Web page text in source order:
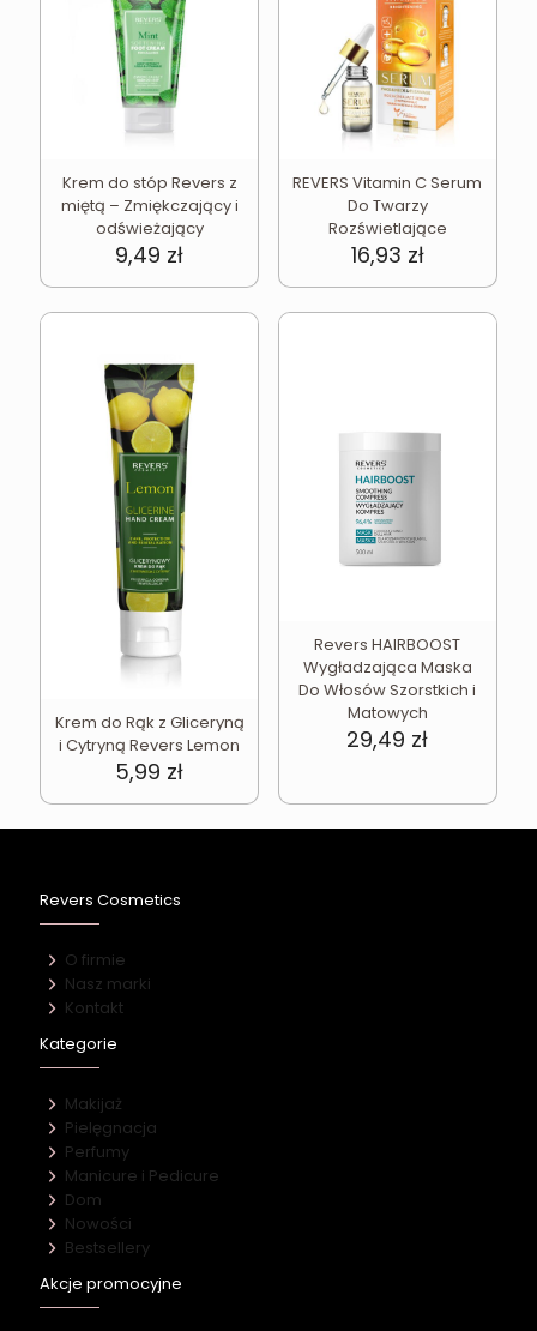
Krem do stóp Revers z
miętą – Zmiękczający i
odświeżający
9,49 zł
REVERS Vitamin C Serum
Do Twarzy
Rozświetlające
16,93 zł
Krem do Rąk z Gliceryną
i Cytryną Revers Lemon
5,99 zł
Revers HAIRBOOST
Wygładzająca Maska
Do Włosów Szorstkich i
Matowych
29,49 zł
Revers Cosmetics
O firmie
Nasz marki
Kontakt
Kategorie
Makijaż
Pielęgnacja
Perfumy
Manicure i Pedicure
Dom
Nowości
Bestsellery
Akcje promocyjne